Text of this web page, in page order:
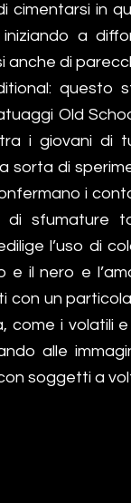
cimentarsi in
a
di
questo
Old
i giovani di
sorta di
i
di sfumature
l’uso di
e il nero e
con un
come i volatili
alle
soggetti a